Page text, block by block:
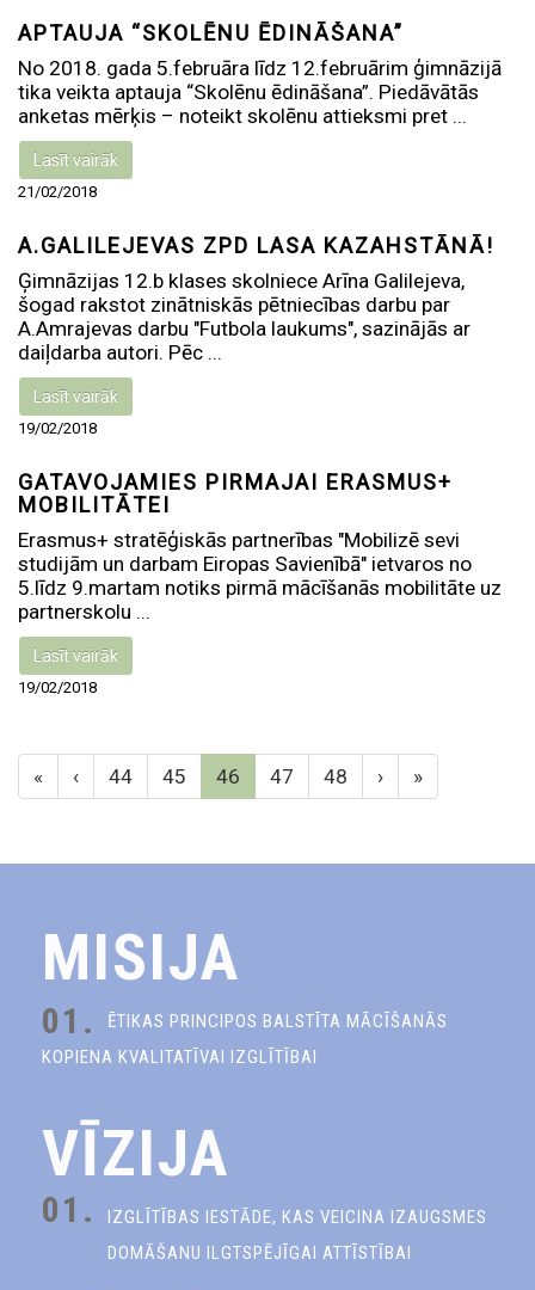
APTAUJA “SKOLĒNU ĒDINĀŠANA”
No 2018. gada 5.februāra līdz 12.februārim ģimnāzijā
tika veikta aptauja “Skolēnu ēdināšana”. Piedāvātās
anketas mērķis – noteikt skolēnu attieksmi pret ...
Lasīt vairāk
21/02/2018
A.GALILEJEVAS ZPD LASA KAZAHSTĀNĀ!
Ģimnāzijas 12.b klases skolniece Arīna Galilejeva,
šogad rakstot zinātniskās pētniecības darbu par
A.Amrajevas darbu "Futbola laukums", sazinājās ar
daiļdarba autori. Pēc ...
Lasīt vairāk
19/02/2018
GATAVOJAMIES PIRMAJAI ERASMUS+
MOBILITĀTEI
Erasmus+ stratēģiskās partnerības "Mobilizē sevi
studijām un darbam Eiropas Savienībā" ietvaros no
5.līdz 9.martam notiks pirmā mācīšanās mobilitāte uz
partnerskolu ...
Lasīt vairāk
19/02/2018
« ‹ 44 45 46 47 48 › »
MISIJA
01.
ĒTIKAS PRINCIPOS BALSTĪTA MĀCĪŠANĀS
KOPIENA KVALITATĪVAI IZGLĪTĪBAI
VĪZIJA
01.
IZGLĪTĪBAS IESTĀDE, KAS VEICINA IZAUGSMES
DOMĀŠANU ILGTSPĒJĪGAI ATTĪSTĪBAI